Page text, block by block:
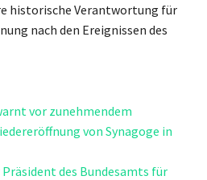
historische Verantwortung für
nach den Ereignissen des
vor zunehmendem
von Synagoge in
des Bundesamts für